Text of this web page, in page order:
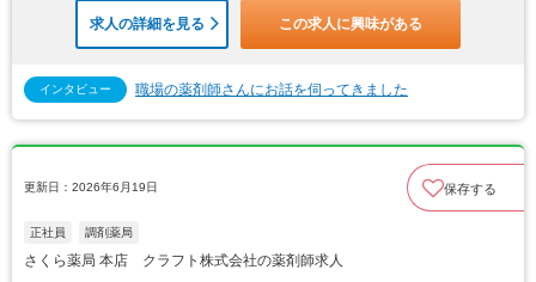
求人の詳細を見る この求人に興味がある
インタビュー 職場の薬剤師さんにお話を伺ってきました
更新日：2026年6月19日 保存する
正社員 調剤薬局
さくら薬局 本店 クラフト株式会社の薬剤師求人